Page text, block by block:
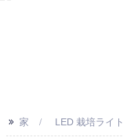
>> 家 LED 栽培ライト